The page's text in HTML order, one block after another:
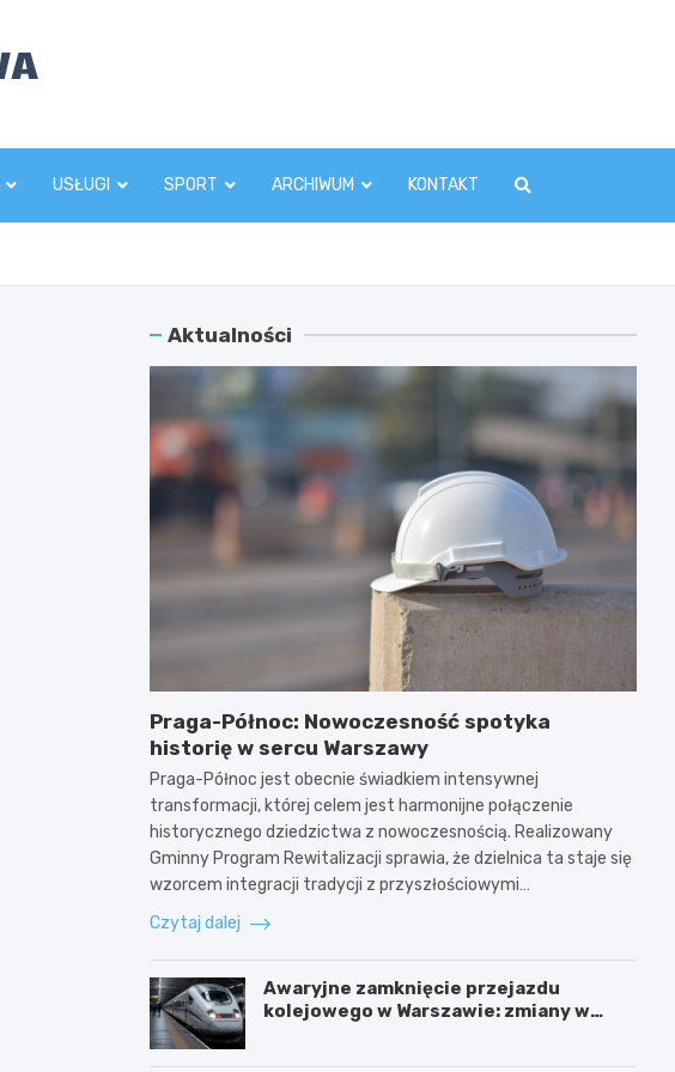
USŁUGI SPORT ARCHIWUM KONTAKT
Aktualności
Praga-Północ: Nowoczesność spotyka
historię w sercu Warszawy
Praga-Północ jest obecnie świadkiem intensywnej
transformacji, której celem jest harmonijne połączenie
historycznego dziedzictwa z nowoczesnością. Realizowany
Gminny Program Rewitalizacji sprawia, że dzielnica ta staje się
wzorcem integracji tradycji z przyszłościowymi…
Czytaj dalej
Awaryjne zamknięcie przejazdu
kolejowego w Warszawie: zmiany w